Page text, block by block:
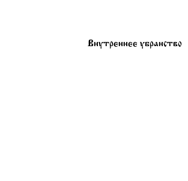
Внутреннее убранство